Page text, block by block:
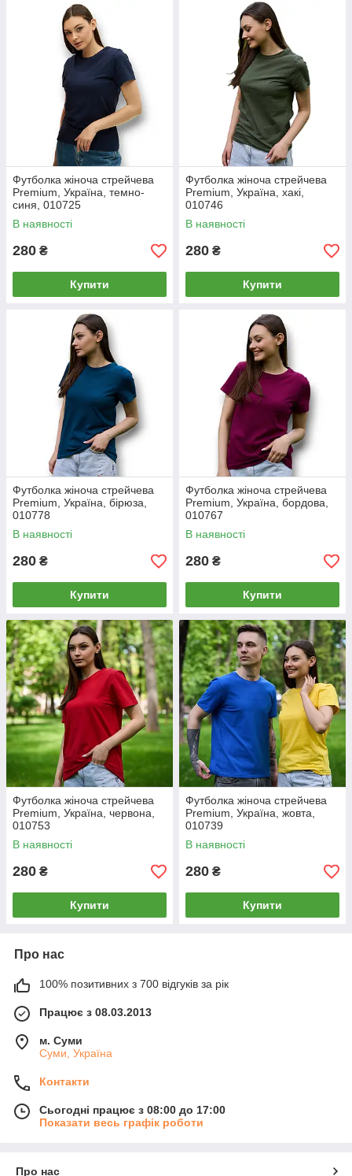
Футболка жіноча стрейчева
Premium, Україна, темно-
синя, 010725
В наявності
280 ₴
Купити
Футболка жіноча стрейчева
Premium, Україна, хакі,
010746
В наявності
280 ₴
Купити
Футболка жіноча стрейчева
Premium, Україна, бірюза,
010778
В наявності
280 ₴
Купити
Футболка жіноча стрейчева
Premium, Україна, бордова,
010767
В наявності
280 ₴
Купити
Футболка жіноча стрейчева
Premium, Україна, червона,
010753
В наявності
280 ₴
Купити
Футболка жіноча стрейчева
Premium, Україна, жовта,
010739
В наявності
280 ₴
Купити
Про нас
100% позитивних з 700 відгуків за рік
Працює з 08.03.2013
м. Суми
Суми, Україна
Контакти
Сьогодні працює з 08:00 до 17:00
Показати весь графік роботи
Про нас